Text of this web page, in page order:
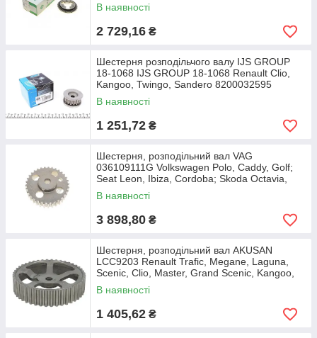
В наявності
2 729,16 ₴
Шестерня розподільчого валу IJS GROUP
18-1068 IJS GROUP 18-1068 Renault Clio,
Kangoo, Twingo, Sandero 8200032595
В наявності
1 251,72 ₴
Шестерня, розподільний вал VAG
036109111G Volkswagen Polo, Caddy, Golf;
Seat Leon, Ibiza, Cordoba; Skoda Octavia,
Fabia, Roomster
В наявності
3 898,80 ₴
Шестерня, розподільний вал AKUSAN
LCC9203 Renault Trafic, Megane, Laguna,
Scenic, Clio, Master, Grand Scenic, Kangoo,
Espace
В наявності
1 405,62 ₴